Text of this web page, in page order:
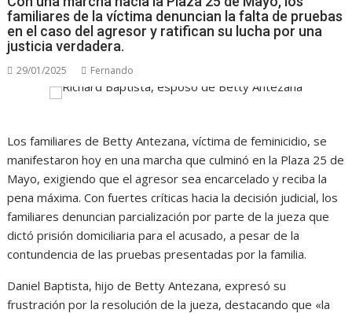
familiares de la víctima denuncian la falta de pruebas
en el caso del agresor y ratifican su lucha por una
justicia verdadera.
29/01/2025 Fernando
Los familiares de Betty Antezana, víctima de feminicidio, se
manifestaron hoy en una marcha que culminó en la Plaza 25 de
Mayo, exigiendo que el agresor sea encarcelado y reciba la
pena máxima. Con fuertes críticas hacia la decisión judicial, los
familiares denuncian parcialización por parte de la jueza que
dictó prisión domiciliaria para el acusado, a pesar de la
contundencia de las pruebas presentadas por la familia.
Daniel Baptista, hijo de Betty Antezana, expresó su
frustración por la resolución de la jueza, destacando que «la